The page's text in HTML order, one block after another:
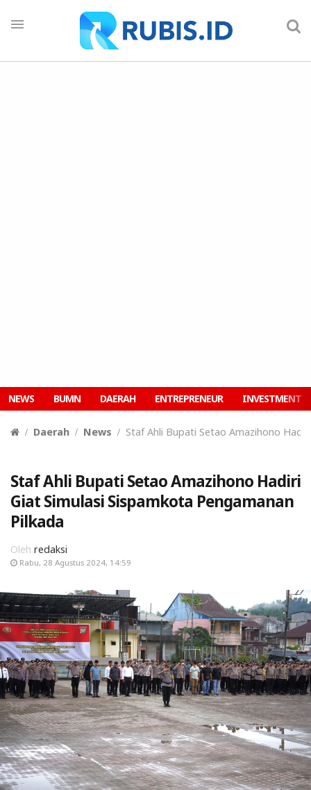
NEWS BUMN DAERAH ENTREPRENEUR INVESTMENT
Daerah News Staf Ahli Bupati Setao Amazihono
Staf Ahli Bupati Setao Amazihono Hadiri
Giat Simulasi Sispamkota Pengamanan
Pilkada
Oleh redaksi
Rabu, 28 Agustus 2024, 14:59